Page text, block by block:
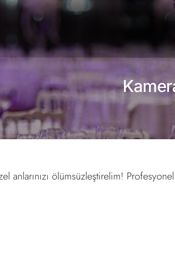
anlarınızı ölümsüzleştirelim!